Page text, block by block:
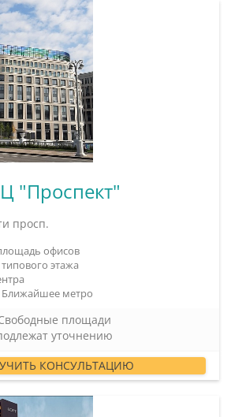
"Проспект"
просп.
офисов
этажа
метро
площади
уточнению
КОНСУЛЬТАЦИЮ